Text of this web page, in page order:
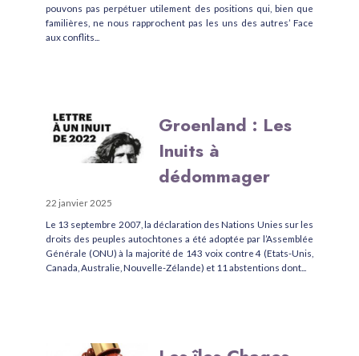
pouvons pas perpétuer utilement des positions qui, bien que
familières, ne nous rapprochent pas les uns des autres’ Face
aux conflits...
Groenland : Les
Inuits à
dédommager
22 janvier 2025
Le 13 septembre 2007, la déclaration des Nations Unies sur les
droits des peuples autochtones a été adoptée par l’Assemblée
Générale (ONU) à la majorité de 143 voix contre 4 (Etats-Unis,
Canada, Australie, Nouvelle-Zélande) et 11 abstentions dont...